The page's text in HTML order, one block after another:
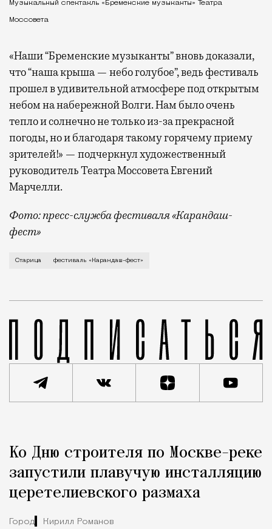
Музыкальный спектакль «Бременские музыканты» Театра
Моссовета
«Наши “Бременские музыканты” вновь доказали,
что “наша крыша — небо голубое”, ведь фестиваль
прошел в удивительной атмосфере под открытым
небом на набережной Волги. Нам было очень
тепло и солнечно не только из-за прекрасной
погоды, но и благодаря такому горячему приему
зрителей!» — подчеркнул художественный
руководитель Театра Моссовета Евгений
Марчелли.
Фото: пресс-служба фестиваля «Карандаш-
фест»
В минувший уикенд маленькая Старица в
Старица фестиваль «Карандаш-фест»
Город
Ко Дню строителя по Москве-реке
запустили плавучую инсталляцию
церетелиевского размаха
Город Кирилл Романов